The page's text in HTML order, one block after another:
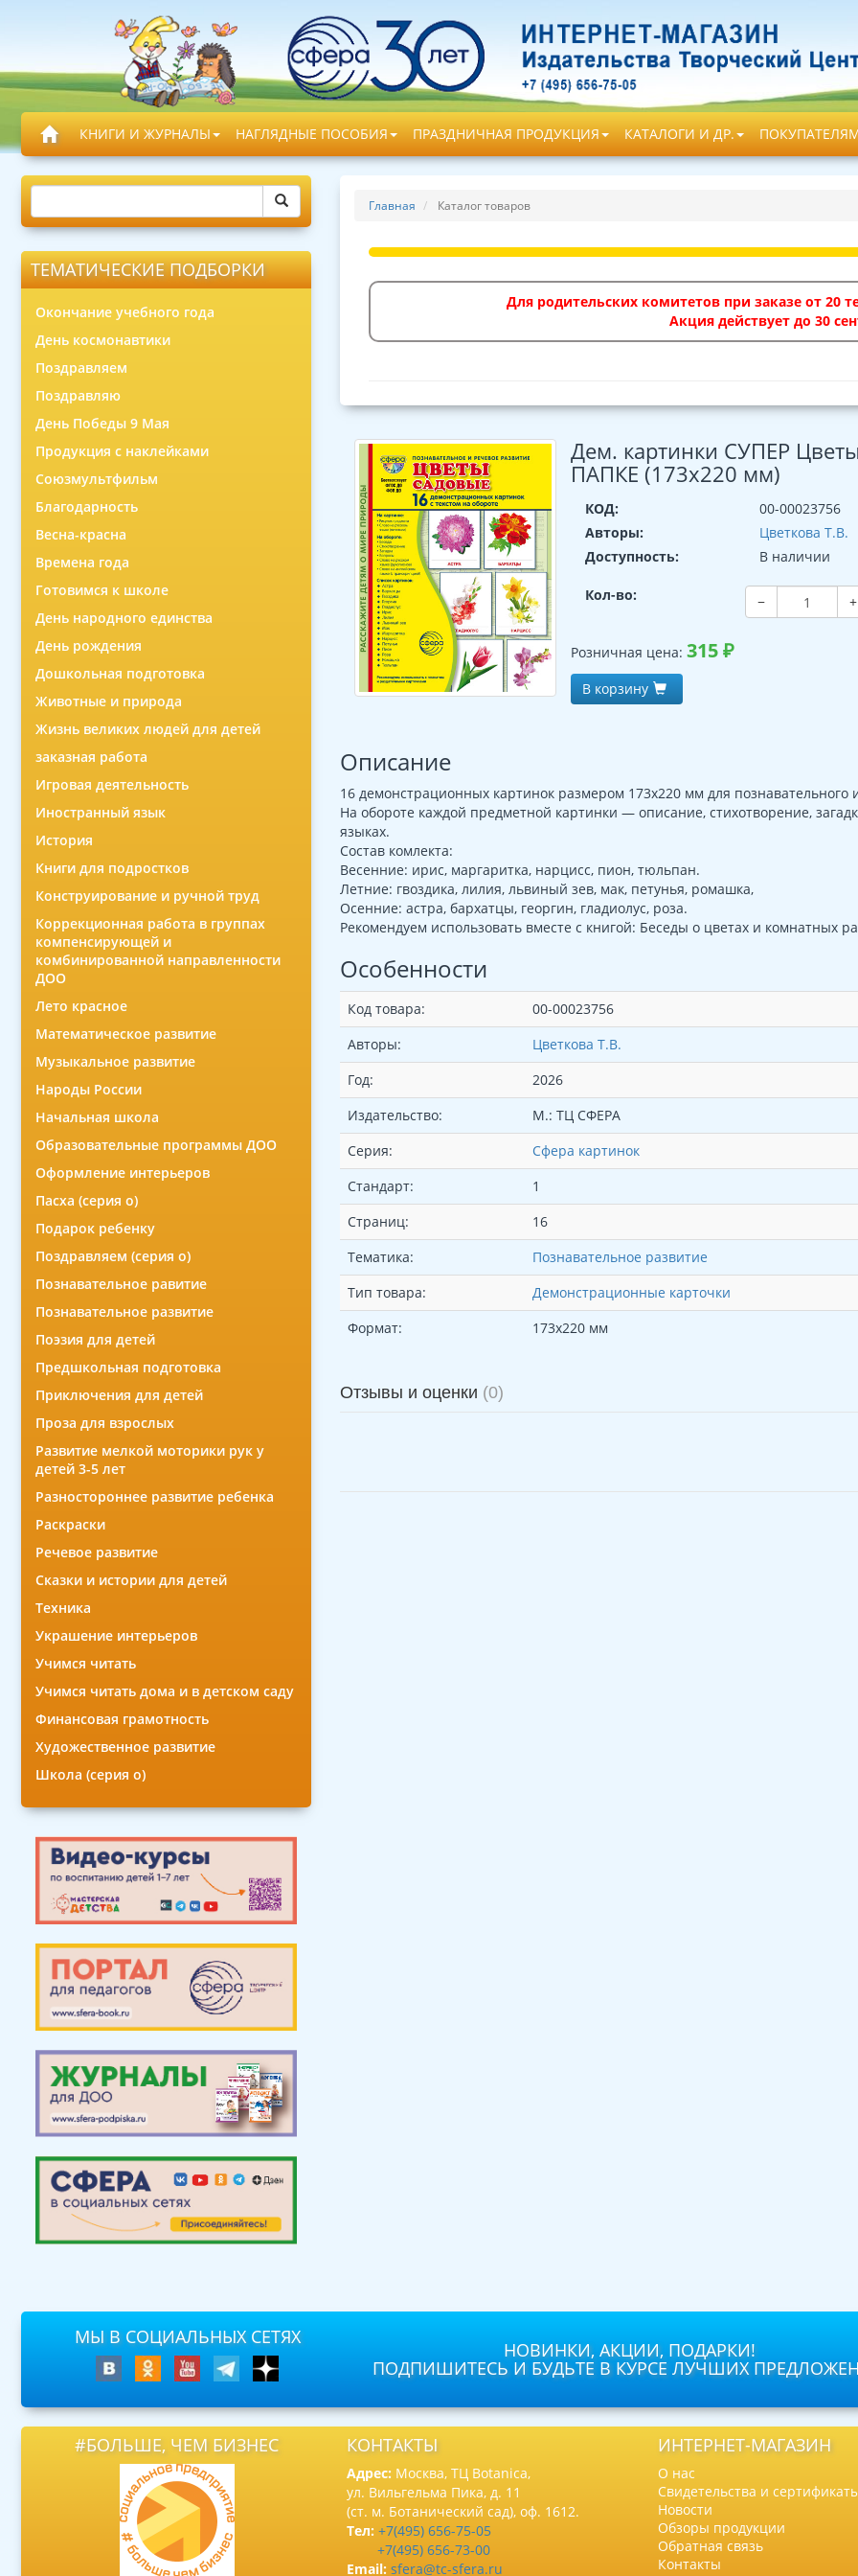
КНИГИ И ЖУРНАЛЫ НАГЛЯДНЫЕ ПОСОБИЯ ПРАЗДНИЧНАЯ ПРОДУКЦИЯ КАТАЛОГИ И ДР.
ТЕМАТИЧЕСКИЕ ПОДБОРКИ
Окончание учебного года
День космонавтики
Поздравляем
Поздравляю
День Победы 9 Мая
Продукция с наклейками
Союзмультфильм
Благодарность
Весна-красна
Времена года
Готовимся к школе
День народного единства
День рождения
Дошкольная подготовка
Животные и природа
Жизнь великих людей для детей
заказная работа
Игровая деятельность
Иностранный язык
История
Книги для подростков
Конструирование и ручной труд
Коррекционная работа в группах
компенсирующей и
комбинированной направленности
ДОО
Лето красное
Математическое развитие
Музыкальное развитие
Народы России
Начальная школа
Образовательные программы ДОО
Оформление интерьеров
Пасха (серия о)
Подарок ребенку
Поздравляем (серия о)
Познавательное равитие
Познавательное развитие
Поэзия для детей
Предшкольная подготовка
Приключения для детей
Проза для взрослых
Развитие мелкой моторики рук у
детей 3-5 лет
Разностороннее развитие ребенка
Раскраски
Речевое развитие
Сказки и истории для детей
Техника
Украшение интерьеров
Учимся читать
Учимся читать дома и в детском саду
Финансовая грамотность
Художественное развитие
Школа (серия о)
Главная Каталог товаров
Для родительских комитетов при заказе от 20
Акция действует до 30
Дем. картинки СУПЕР
ПАПКЕ (173х220 мм)
КОД:
00-00023756
Авторы:
Цветкова Т.В.
Доступность:
В наличии
Кол-во: − +
Розничная цена:315₽
В корзину
Описание
16 демонстрационных картинок размером 173х220 мм для познавательного
На обороте каждой предметной картинки — описание, стихотворение,
языках.
Состав комлекта:
Весенние: ирис, маргаритка, нарцисс, пион, тюльпан.
Летние: гвоздика, лилия, львиный зев, мак, петунья, ромашка,
Осенние: астра, бархатцы, георгин, гладиолус, роза.
Рекомендуем использовать вместе с книгой: Беседы о цветах и комнатных
Особенности
Код товара:
00-00023756
Авторы:
Цветкова Т.В.
Год:
2026
Издательство:
М.: ТЦ СФЕРА
Серия:
Сфера картинок
Стандарт:
1
Страниц:
16
Тематика:
Познавательное развитие
Тип товара:
Демонстрационные карточки
Формат:
173х220 мм
Отзывы и оценки (0)
МЫ В СОЦИАЛЬНЫХ СЕТЯХ
НОВИНКИ, АКЦИИ, ПОДАРКИ!
ПОДПИШИТЕСЬ И БУДЬТЕ В КУРСЕ ЛУЧШИХ
#БОЛЬШЕ, ЧЕМ БИЗНЕС КОНТАКТЫ
Адрес: Москва, ТЦ Botanica,
ул. Вильгельма Пика, д. 11
(ст. м. Ботанический сад), оф. 1612.
Тел: +7(495) 656-75-05
+7(495) 656-73-00
Email: sfera@tc-sfera.ru
ИНТЕРНЕТ-МАГАЗИН
О нас
Свидетельства и
Новости
Обзоры продукции
Обратная связь
Контакты